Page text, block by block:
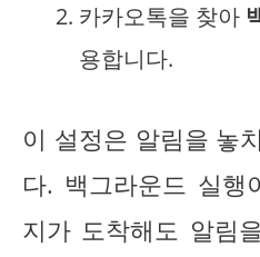
카카오톡을 찾아
용합니다.
이 설정은 알림을 놓
다. 백그라운드 실행
지가 도착해도 알림